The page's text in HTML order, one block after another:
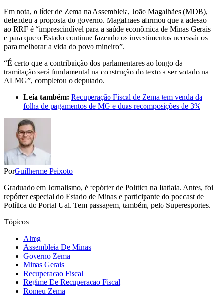
Em nota, o líder de Zema na Assembleia, João Magalhães (MDB),
defendeu a proposta do governo. Magalhães afirmou que a adesão
ao RRF é “imprescindível para a saúde econômica de Minas Gerais
e para que o Estado continue fazendo os investimentos necessários
para melhorar a vida do povo mineiro”.
“É certo que a contribuição dos parlamentares ao longo da
tramitação será fundamental na construção do texto a ser votado na
ALMG”, completou o deputado.
Leia também: Recuperação Fiscal de Zema tem venda da
folha de pagamentos de MG e duas recomposições de 3%
PorGuilherme Peixoto
Graduado em Jornalismo, é repórter de Política na Itatiaia. Antes, foi
repórter especial do Estado de Minas e participante do podcast de
Política do Portal Uai. Tem passagem, também, pelo Superesportes.
Tópicos
Almg
Assembleia De Minas
Governo Zema
Minas Gerais
Recuperacao Fiscal
Regime De Recuperacao Fiscal
Romeu Zema